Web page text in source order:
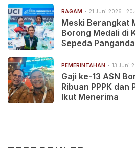
RAGAM 21 Juni 2026 |
Meski Berangkat
Borong Medali di
Sepeda
PEMERINTAHAN 13 Juni
Gaji ke-13 ASN
Ribuan PPPK dan
Ikut Menerima